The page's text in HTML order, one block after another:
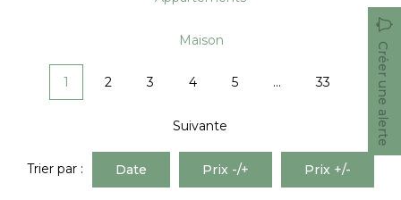
Nous Rejoindre
CONTACT
Maison
Créer une alerte
1 2 3 4 5 ... 33
Suivante
Trier par : Date Prix -/+ Prix +/-